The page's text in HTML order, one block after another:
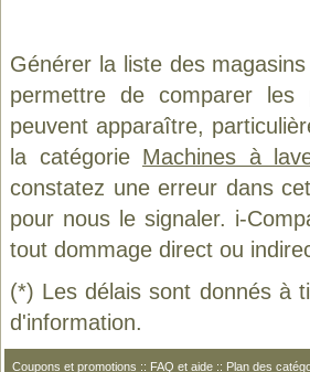
Générer la liste des
permettre de comparer
peuvent apparaître,
la catégorie Machines à
constatez une erreur dans
pour nous le signaler. i-
tout dommage direct ou
(*) Les délais sont donnés à
d'information.
Coupons et promotions :: FAQ et aide :: Plan des